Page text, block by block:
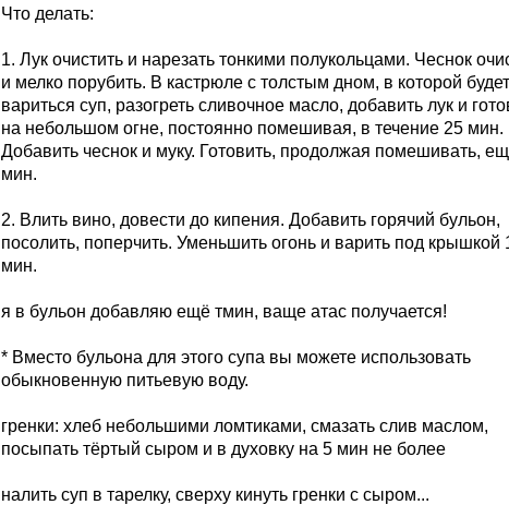
Что делать:
1. Лук очистить и нарезать тонкими полукольцами. Чеснок
и мелко порубить. В кастрюле с толстым дном, в которой будет
вариться суп, разогреть сливочное масло, добавить лук и
на небольшом огне, постоянно помешивая, в течение 25 мин.
Добавить чеснок и муку. Готовить, продолжая помешивать,
мин.
2. Влить вино, довести до кипения. Добавить горячий бульон,
посолить, поперчить. Уменьшить огонь и варить под крышкой
мин.
я в бульон добавляю ещё тмин, ваще атас получается!
* Вместо бульона для этого супа вы можете использовать
обыкновенную питьевую воду.
гренки: хлеб небольшими ломтиками, смазать слив маслом,
посыпать тёртый сыром и в духовку на 5 мин не более
налить суп в тарелку, сверху кинуть гренки с сыром...